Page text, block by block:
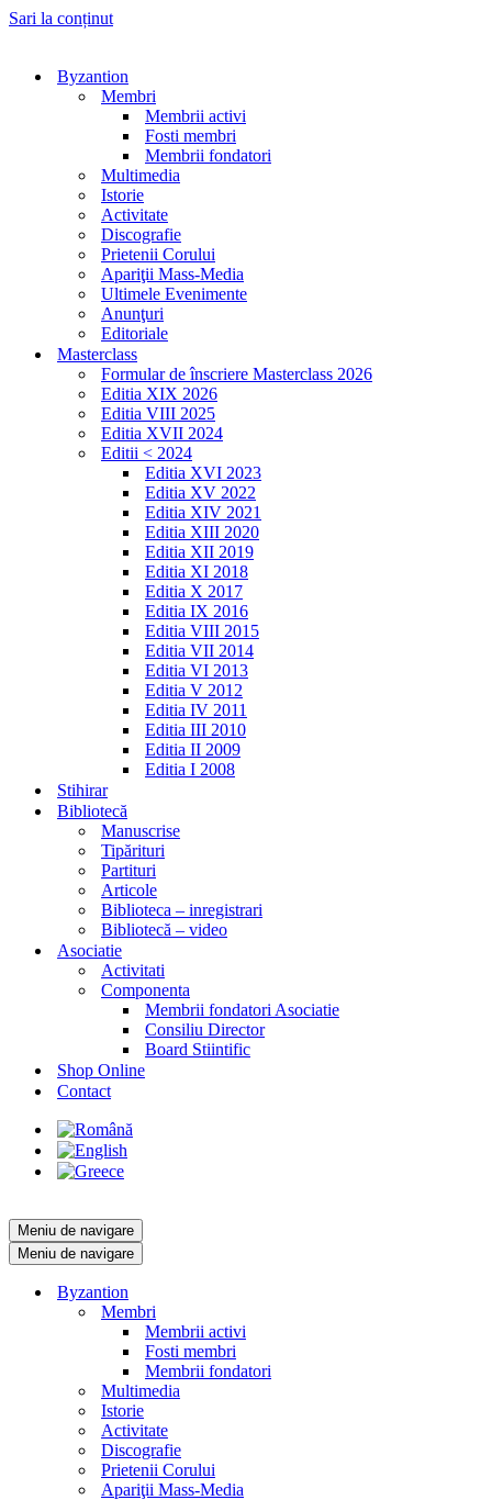
Sari la conținut
Byzantion
Membri
Membrii activi
Fosti membri
Membrii fondatori
Multimedia
Istorie
Activitate
Discografie
Prietenii Corului
Apariţii Mass-Media
Ultimele Evenimente
Anunţuri
Editoriale
Masterclass
Formular de înscriere Masterclass 2026
Editia XIX 2026
Editia VIII 2025
Editia XVII 2024
Editii < 2024
Editia XVI 2023
Editia XV 2022
Editia XIV 2021
Editia XIII 2020
Editia XII 2019
Editia XI 2018
Editia X 2017
Editia IX 2016
Editia VIII 2015
Editia VII 2014
Editia VI 2013
Editia V 2012
Editia IV 2011
Editia III 2010
Editia II 2009
Editia I 2008
Stihirar
Bibliotecă
Manuscrise
Tipărituri
Partituri
Articole
Biblioteca – inregistrari
Bibliotecă – video
Asociatie
Activitati
Componenta
Membrii fondatori Asociatie
Consiliu Director
Board Stiintific
Shop Online
Contact
Meniu de navigare
Meniu de navigare
Byzantion
Membri
Membrii activi
Fosti membri
Membrii fondatori
Multimedia
Istorie
Activitate
Discografie
Prietenii Corului
Apariţii Mass-Media